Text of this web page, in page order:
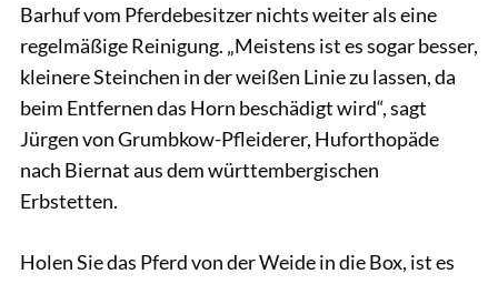
Barhuf vom Pferdebesitzer nichts weiter als eine
regelmäßige Reinigung. „Meistens ist es sogar besser,
kleinere Steinchen in der weißen Linie zu lassen, da
beim Entfernen das Horn beschädigt wird“, sagt
Jürgen von Grumbkow-Pfleiderer, Huforthopäde
nach Biernat aus dem württembergischen
Erbstetten.
Holen Sie das Pferd von der Weide in die Box, ist es